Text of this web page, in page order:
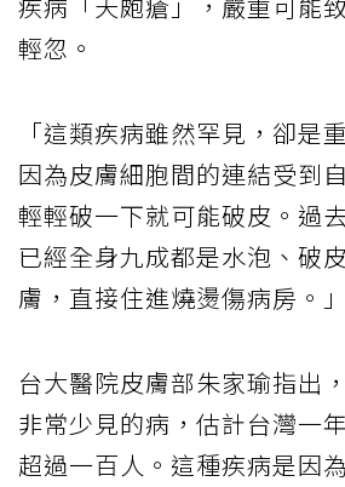
疾病「天皰瘡」，嚴重可能
輕忽。
「這類疾病雖然罕見，卻是
因為皮膚細胞間的連結受到
輕輕破一下就可能破皮。過
已經全身九成都是水泡、破
膚，直接住進燒燙傷病房。」
台大醫院皮膚部朱家瑜指出
非常少見的病，估計台灣一
超過一百人。這種疾病是因